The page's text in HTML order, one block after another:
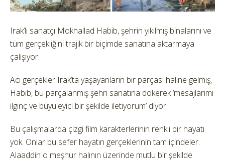
Irak’lı sanatçı Mokhallad Habib, şehrin yıkılmış binalarını ve
tüm gerçekliğini trajik bir biçimde sanatına aktarmaya
çalışıyor.
Acı gerçekler Irak’ta yaşayanların bir parçası haline gelmiş,
Habib, bu parçalanmış şehri sanatına dökerek ‘mesajlarımı
ilginç ve büyüleyici bir şekilde iletiyorum’ diyor.
Bu çalışmalarda çizgi film karakterlerinin renkli bir hayatı
yok. Onlar bu sefer hayatın gerçeklerinin tam içindeler.
Alaaddin o meşhur halının üzerinde mutlu bir şekilde